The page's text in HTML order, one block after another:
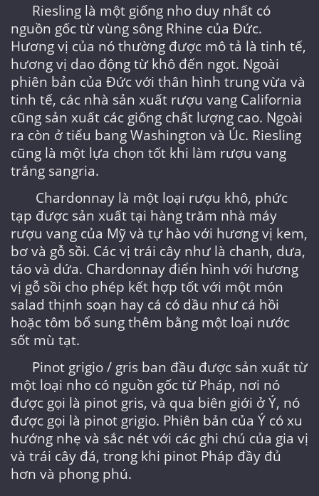
Riesling là một giống nho duy nhất có
nguồn gốc từ vùng sông Rhine của Đức.
Hương vị của nó thường được mô tả là tinh tế,
hương vị dao động từ khô đến ngọt. Ngoài
phiên bản của Đức với thân hình trung vừa và
tinh tế, các nhà sản xuất rượu vang California
cũng sản xuất các giống chất lượng cao. Ngoài
ra còn ở tiểu bang Washington và Úc. Riesling
cũng là một lựa chọn tốt khi làm rượu vang
trắng sangria.
Chardonnay là một loại rượu khô, phức
tạp được sản xuất tại hàng trăm nhà máy
rượu vang của Mỹ và tự hào với hương vị kem,
bơ và gỗ sồi. Các vị trái cây như là chanh, dưa,
táo và dứa. Chardonnay điển hình với hương
vị gỗ sồi cho phép kết hợp tốt với một món
salad thịnh soạn hay cá có dầu như cá hồi
hoặc tôm bổ sung thêm bằng một loại nước
sốt mù tạt.
Pinot grigio / gris ban đầu được sản xuất từ
​​một loại nho có nguồn gốc từ Pháp, nơi nó
được gọi là pinot gris, và qua biên giới ở Ý, nó
được gọi là pinot grigio. Phiên bản của Ý có xu
hướng nhẹ và sắc nét với các ghi chú của gia vị
và trái cây đá, trong khi pinot Pháp đầy đủ
hơn và phong phú.